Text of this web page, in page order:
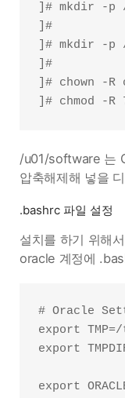
]# mkdir -p
]#
]# mkdir -p
]#
]# chown -
/u01/software 는
압축해제해 넣을
.bashrc 파일 설정
설치를 하기 위해
oracle 계정에
# Oracle
export TMP=/
export
export